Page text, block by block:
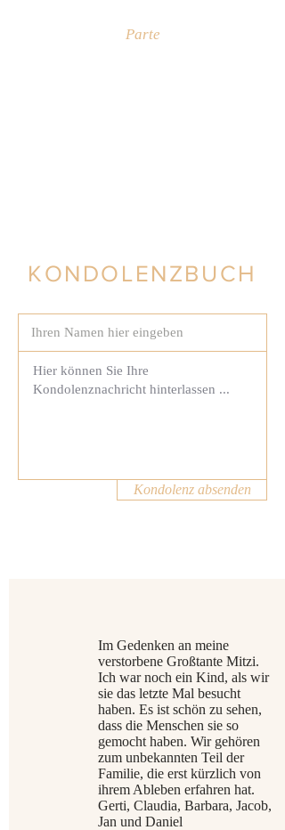
Parte
KONDOLENZBUCH
Kondolenz absenden
Im Gedenken an meine
verstorbene Großtante Mitzi.
Ich war noch ein Kind, als wir
sie das letzte Mal besucht
haben. Es ist schön zu sehen,
dass die Menschen sie so
gemocht haben. Wir gehören
zum unbekannten Teil der
Familie, die erst kürzlich von
ihrem Ableben erfahren hat.
Gerti, Claudia, Barbara, Jacob,
Jan und Daniel